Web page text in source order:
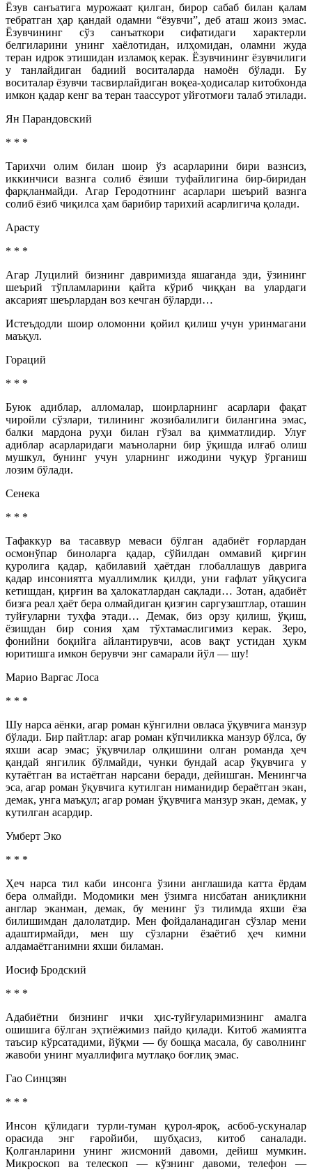
Ёзув санъатига мурожаат қилган, бирор сабаб билан қалам
тебратган ҳар қандай одамни “ёзувчи”, деб аташ жоиз эмас.
Ёзувчининг сўз санъаткори сифатидаги характерли
белгиларини унинг хаёлотидан, илҳомидан, оламни жуда
теран идрок этишидан изламоқ керак. Ёзувчининг ёзувчилиги
у танлайдиган бадиий воситаларда намоён бўлади. Бу
воситалар ёзувчи тасвирлайдиган воқеа-ҳодисалар китобхонда
имкон қадар кенг ва теран таассурот уйғотмоғи талаб этилади.
Ян Парандовский
* * *
Тарихчи олим билан шоир ўз асарларини бири вазнсиз,
иккинчиси вазнга солиб ёзиши туфайлигина бир-биридан
фарқланмайди. Агар Геродотнинг асарлари шеърий вазнга
солиб ёзиб чиқилса ҳам барибир тарихий асарлигича қолади.
Арасту
* * *
Агар Луцилий бизнинг давримизда яшаганда эди, ўзининг
шеърий тўпламларини қайта кўриб чиққан ва улардаги
аксарият шеърлардан воз кечган бўларди…
Истеъдодли шоир оломонни қойил қилиш учун уринмагани
маъқул.
Гораций
* * *
Буюк адиблар, алломалар, шоирларнинг асарлари фақат
чиройли сўзлари, тилининг жозибалилиги билангина эмас,
балки мардона руҳи билан гўзал ва қимматлидир. Улуғ
адиблар асарларидаги маъноларни бир ўқишда илғаб олиш
мушкул, бунинг учун уларнинг ижодини чуқур ўрганиш
лозим бўлади.
Сенека
* * *
Тафаккур ва тасаввур меваси бўлган адабиёт ғорлардан
осмон­ўпар биноларга қадар, сўйилдан оммавий қирғин
қуролига қадар, қабилавий ҳаётдан глобаллашув даврига
қадар инсониятга муаллимлик қилди, уни ғафлат уйқусига
кетишдан, қирғин ва ҳалокатлардан сақлади… Зотан, адабиёт
бизга реал ҳаёт бера олмайдиган қизғин саргузаштлар, оташин
туйғуларни туҳфа этади… Демак, биз орзу қилиш, ўқиш,
ёзишдан бир сония ҳам тўхтамаслигимиз керак. Зеро,
фонийни боқийга айлантирувчи, асов вақт устидан ҳукм
юритишга имкон берувчи энг самарали йўл — шу!
Марио Варгас Лоса
* * *
Шу нарса аёнки, агар роман кўнгилни овласа ўқувчига манзур
бўлади. Бир пайтлар: агар роман кўпчиликка манзур бўлса, бу
яхши асар эмас; ўқувчилар олқишини олган романда ҳеч
қандай янгилик бўлмайди, чунки бундай асар ўқувчига у
кутаётган ва истаётган нарсани беради, дейишган. Менингча
эса, агар роман ўқувчига кутилган ниманидир бераётган экан,
демак, унга маъ­қул; агар роман ўқувчига манзур экан, демак, у
кутилган асардир.
Умберт Эко
* * *
Ҳеч нарса тил каби инсонга ўзини англашида катта ёрдам
бера олмайди. Модомики мен ўзимга нисбатан аниқликни
англар эканман, демак, бу менинг ўз тилимда яхши ёза
билишимдан далолатдир. Мен фойдаланадиган сўзлар мени
адаштирмайди, мен шу сўзларни ёзаётиб ҳеч кимни
алдамаётганимни яхши биламан.
Иосиф Бродский
* * *
Адабиётни бизнинг ички ҳис-туйғуларимизнинг амалга
ошишига бўлган эҳтиёжимиз пайдо қилади. Китоб жамиятга
таъсир кўрсатадими, йўқми — бу бошқа масала, бу саволнинг
жавоби унинг муаллифига мутлақо боғлиқ эмас.
Гао Синцзян
* * *
Инсон қўлидаги турли-туман қурол-яроқ, асбоб-ускуналар
орасида энг ғаройиби, шубҳасиз, китоб саналади.
Қолганларини унинг жисмоний давоми, дейиш мумкин.
Микроскоп ва телескоп — кўзнинг давоми, телефон —